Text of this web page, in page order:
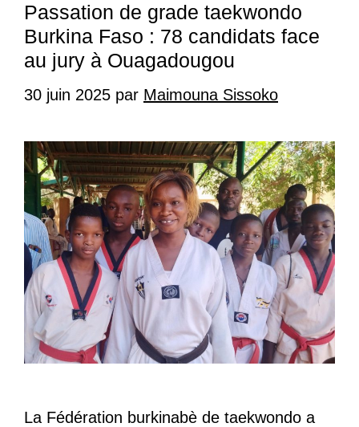
Passation de grade taekwondo
Burkina Faso : 78 candidats face
au jury à Ouagadougou
30 juin 2025 par Maimouna Sissoko
La Fédération burkinabè de taekwondo a